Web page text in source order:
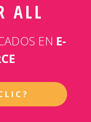
ALL
EN E-